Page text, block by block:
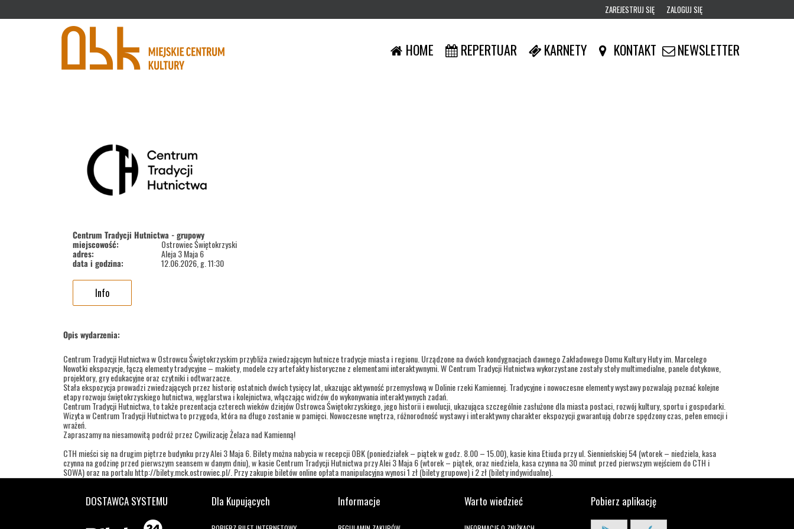
ZAREJESTRUJ SIĘ ZALOGUJ SIĘ
0,00
HOME REPERTUAR KARNETY KONTAKT NEWSLETTER
Centrum Tradycji Hutnictwa - grupowy
miejscowość: Ostrowiec Świętokrzyski
adres: Aleja 3 Maja 6
data i godzina: 12.06.2026, g. 11:30
Info
Opis wydarzenia:
Centrum Tradycji Hutnictwa w Ostrowcu Świętokrzyskim przybliża zwiedzającym hutnicze tradycje miasta i regionu. Urządzone na dwóch kondygnacjach dawnego Zakładowego Domu Kultury Huty im. Marcelego
Nowotki ekspozycje, łączą elementy tradycyjne – makiety, modele czy artefakty historyczne z elementami interaktywnymi. W Centrum Tradycji Hutnictwa wykorzystane zostały stoły multimedialne, panele dotykowe,
projektory, gry edukacyjne oraz czytniki i odtwarzacze.
Stała ekspozycja prowadzi zwiedzających przez historię ostatnich dwóch tysięcy lat, ukazując aktywność przemysłową w Dolinie rzeki Kamiennej. Tradycyjne i nowoczesne elementy wystawy pozwalają poznać kolejne
etapy rozwoju świętokrzyskiego hutnictwa, węglarstwa i kolejnictwa, włączając widzów do wykonywania interaktywnych zadań.
Centrum Tradycji Hutnictwa, to także prezentacja czterech wieków dziejów Ostrowca Świętokrzyskiego, jego historii i ewolucji, ukazująca szczególnie zasłużone dla miasta postaci, rozwój kultury, sportu i gospodarki.
Wizyta w Centrum Tradycji Hutnictwa to przygoda, która na długo zostanie w pamięci. Nowoczesne wnętrza, różnorodność wystawy i interaktywny charakter ekspozycji gwarantują dobrze spędzony czas, pełen emocji i
wrażeń.
Zapraszamy na niesamowitą podróż przez Cywilizację Żelaza nad Kamienną!
CTH mieści się na drugim piętrze budynku przy Alei 3 Maja 6. Bilety można nabycia w recepcji OBK (poniedziałek – piątek w godz. 8.00 – 15.00), kasie kina Etiuda przy ul. Siennieńskiej 54 (wtorek – niedziela, kasa
czynna na godzinę przed pierwszym seansem w danym dniu), w kasie Centrum Tradycji Hutnictwa przy Alei 3 Maja 6 (wtorek – piątek, oraz niedziela, kasa czynna na 30 minut przed pierwszym wejściem do CTH i
SOWA) oraz na portalu http://bilety.mck.ostrowiec.pl/. Przy zakupie biletów online opłata manipulacyjna wynosi 1 zł (bilety grupowe) i 2 zł (bilety indywidualne).
DOSTAWCA SYSTEMU Dla Kupujących Informacje Warto wiedzieć Pobierz aplikację